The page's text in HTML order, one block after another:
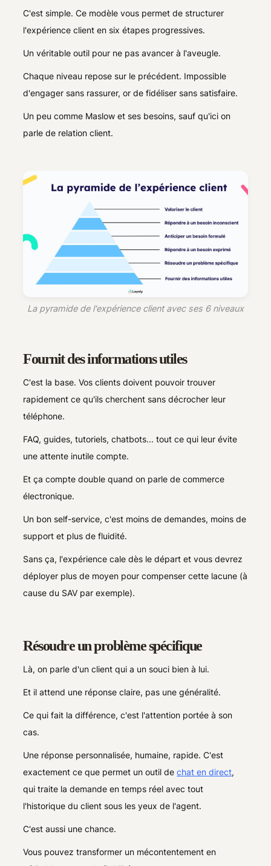
C'est simple. Ce modèle vous permet de structurer
l'expérience client en six étapes progressives.
Un véritable outil pour ne pas avancer à l'aveugle.
Chaque niveau repose sur le précédent. Impossible
d'engager sans rassurer, or de fidéliser sans satisfaire.
Un peu comme Maslow et ses besoins, sauf qu'ici on
parle de relation client.
La pyramide de l'expérience client avec ses 6 niveaux
Fournit des informations utiles
C'est la base. Vos clients doivent pouvoir trouver
rapidement ce qu'ils cherchent sans décrocher leur
téléphone.
FAQ, guides, tutoriels, chatbots... tout ce qui leur évite
une attente inutile compte.
Et ça compte double quand on parle de commerce
électronique.
Un bon self-service, c'est moins de demandes, moins de
support et plus de fluidité.
Sans ça, l'expérience cale dès le départ et vous devrez
déployer plus de moyen pour compenser cette lacune (à
cause du SAV par exemple).
Résoudre un problème spécifique
Là, on parle d'un client qui a un souci bien à lui.
Et il attend une réponse claire, pas une généralité.
Ce qui fait la différence, c'est l'attention portée à son
cas.
Une réponse personnalisée, humaine, rapide. C'est
exactement ce que permet un outil dechat en direct,
qui traite la demande en temps réel avec tout
l'historique du client sous les yeux de l'agent.
C'est aussi une chance.
Vous pouvez transformer un mécontentement en